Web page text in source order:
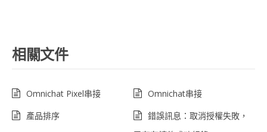
相關文件
Omnichat Pixel串接
Omnichat串接
產品排序
錯誤訊息：取消授權失敗，